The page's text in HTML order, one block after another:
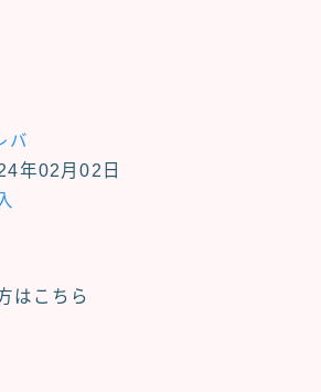
バ
年02月02日
はこちら